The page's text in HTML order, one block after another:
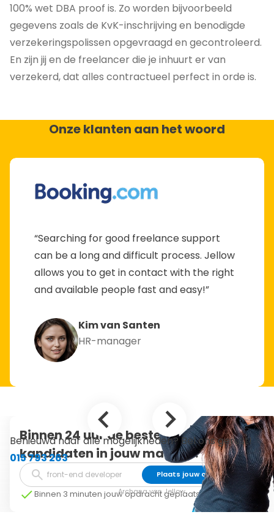
100% wet DBA proof is. Zo worden bijvoorbeeld
gegevens zoals de KvK-inschrijving en benodigde
verzekeringspolissen opgevraagd en gecontroleerd.
En zijn jij en de freelancer die je inhuurt er van
verzekerd, dat alles contractueel perfect in orde is.
Onze klanten aan het woord
“Searching for good freelance support
can be a long and difficult process. Jellow
allows you to get in contact with the right
and available people fast and easy!”
Kim van Santen
HR-manager
Binnen 24 uur de beste
kandidaten in jouw mailbox.
Plaats jouw opdracht
Binnen 3 minuten jouw opdracht geplaatst
Archana van Jellow
Benieuwd naar alle mogelijkheden? Bel ons gerust!
015 793 263